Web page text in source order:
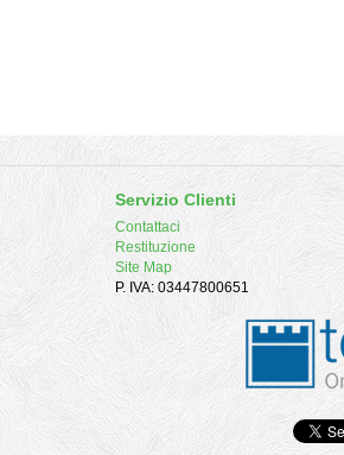
Servizio Clienti
Contattaci
Restituzione
Site Map
P. IVA: 03447800651